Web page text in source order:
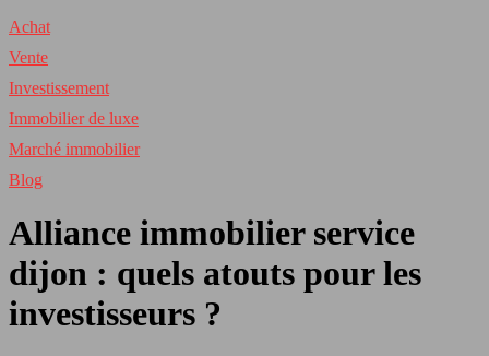
Achat
Vente
Investissement
Immobilier de luxe
Marché immobilier
Blog
Alliance immobilier service
dijon : quels atouts pour les
investisseurs ?